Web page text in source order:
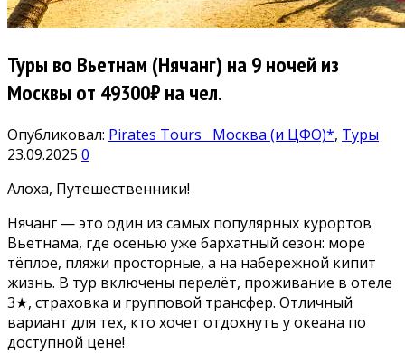
Туры во Вьетнам (Нячанг) на 9 ночей из
Москвы от 49300₽ на чел.
Опубликовал: Pirates Tours Москва (и ЦФО)*, Туры
23.09.2025 0
Алоха, Путешественники!
Нячанг — это один из самых популярных курортов
Вьетнама, где осенью уже бархатный сезон: море
тёплое, пляжи просторные, а на набережной кипит
жизнь. В тур включены перелёт, проживание в отеле
3★, страховка и групповой трансфер. Отличный
вариант для тех, кто хочет отдохнуть у океана по
доступной цене!